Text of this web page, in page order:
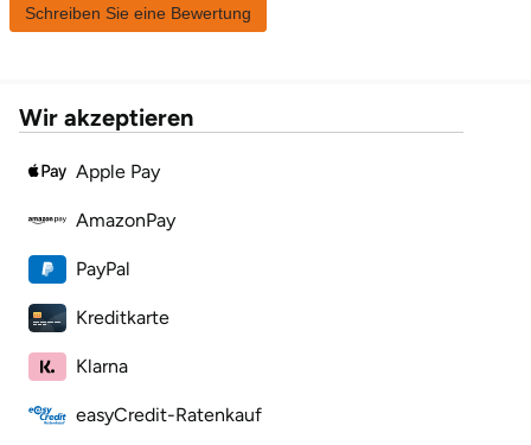
Schreiben Sie eine Bewertung
Wir akzeptieren
Apple Pay
AmazonPay
PayPal
Kreditkarte
Klarna
easyCredit-Ratenkauf
Koblenz
Köln
Landkreis Rostock
Landshut